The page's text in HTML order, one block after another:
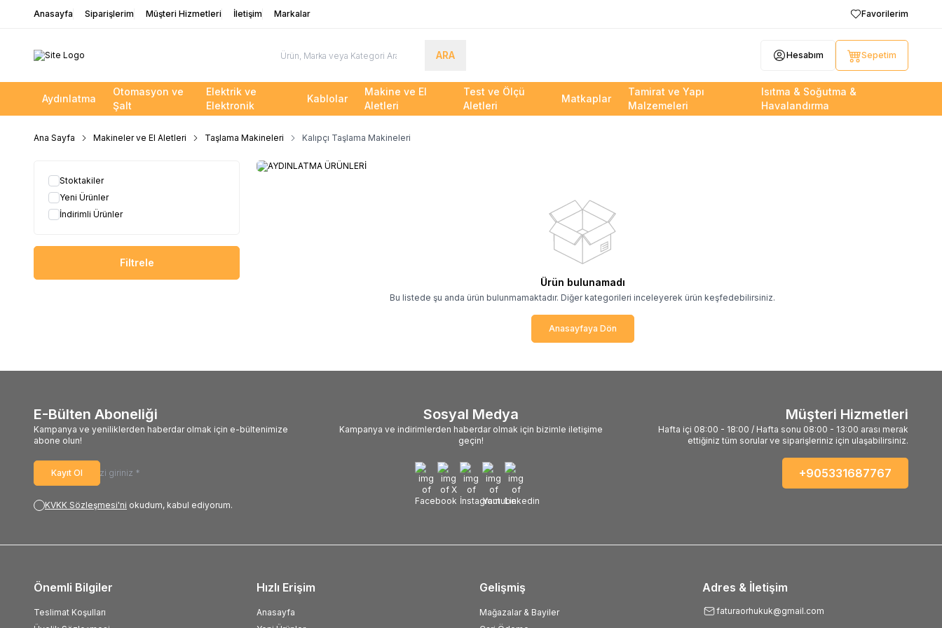
Anasayfa Siparişlerim Müşteri Hizmetleri İletişim Markalar Favorilerim
ARA Hesabım Sepetim
Aydınlatma
Otomasyon ve
Şalt
Elektrik ve
Elektronik
Kablolar
Makine ve El
Aletleri
Test ve Ölçü
Aletleri
Matkaplar
Tamirat ve Yapı
Malzemeleri
Isıtma & Soğutma &
Havalandırma
Ana Sayfa Makineler ve El Aletleri Taşlama Makineleri Kalıpçı Taşlama Makineleri
Stoktakiler
Yeni Ürünler
İndirimli Ürünler
Filtrele
Ürün bulunamadı
Bu listede şu anda ürün bulunmamaktadır. Diğer kategorileri inceleyerek ürün keşfedebilirsiniz.
Anasayfaya Dön
E-Bülten Aboneliği
Kampanya ve yeniliklerden haberdar olmak için e-bültenimize
abone olun!
Kayıt Ol
KVKK Sözleşmesi'ni okudum, kabul ediyorum.
Sosyal Medya
Kampanya ve indirimlerden haberdar olmak için bizimle iletişime
geçin!
Müşteri Hizmetleri
Hafta içi 08:00 - 18:00 / Hafta sonu 08:00 - 13:00 arası merak
ettiğiniz tüm sorular ve siparişleriniz için ulaşabilirsiniz.
+905331687767
Adres & İletişim
faturaorhukuk@gmail.com
Önemli Bilgiler
Teslimat Koşulları
Hızlı Erişim
Anasayfa
Gelişmiş
Mağazalar & Bayiler